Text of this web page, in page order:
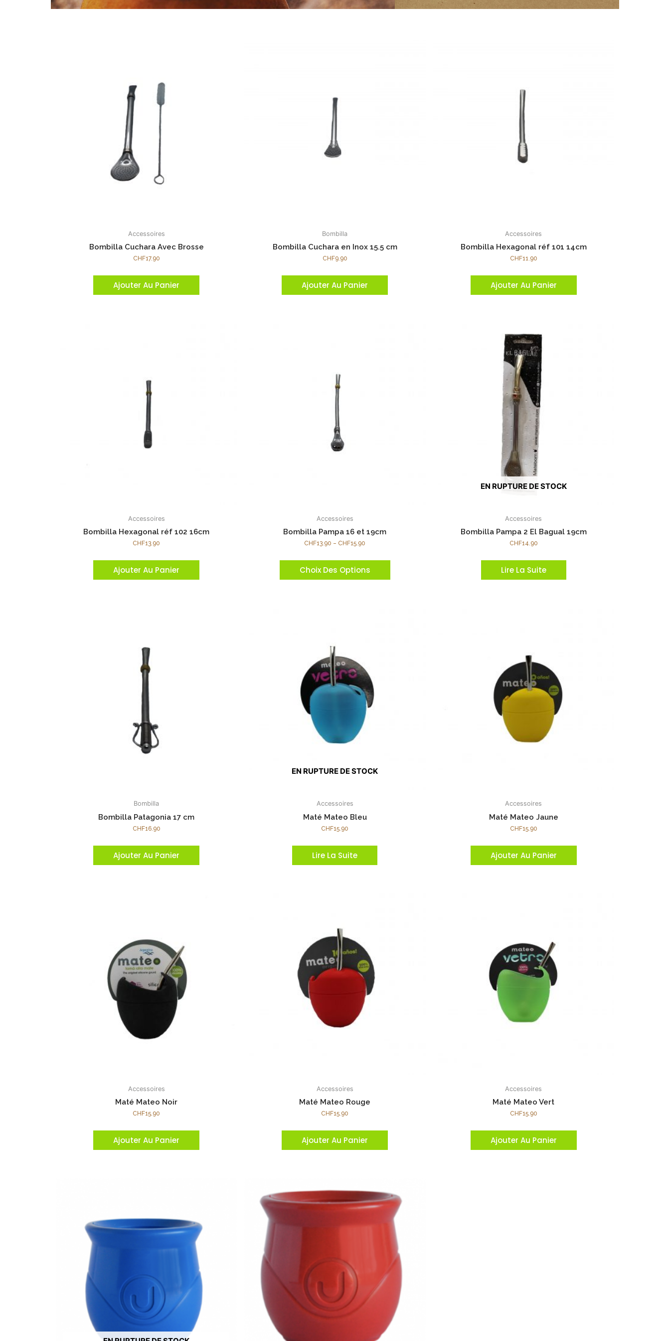
Accessoires
Bombilla Cuchara Avec Brosse
CHF17.90
Ajouter Au Panier
Bombilla
Bombilla Cuchara en Inox 15.5 cm
CHF9.90
Ajouter Au Panier
Accessoires
Bombilla Hexagonal réf 101 14cm
CHF11.90
Ajouter Au Panier
Accessoires
Bombilla Hexagonal réf 102 16cm
CHF13.90
Ajouter Au Panier
Accessoires
Bombilla Pampa 16 et 19cm
CHF13.90 – CHF15.90
Choix Des Options
EN RUPTURE DE STOCK
Accessoires
Bombilla Pampa 2 El Bagual 19cm
CHF14.90
Lire La Suite
Bombilla
Bombilla Patagonia 17 cm
CHF16.90
Ajouter Au Panier
EN RUPTURE DE STOCK
Accessoires
Maté Mateo Bleu
CHF15.90
Lire La Suite
Accessoires
Maté Mateo Jaune
CHF15.90
Ajouter Au Panier
Accessoires
Maté Mateo Noir
CHF15.90
Ajouter Au Panier
Accessoires
Maté Mateo Rouge
CHF15.90
Ajouter Au Panier
Accessoires
Maté Mateo Vert
CHF15.90
Ajouter Au Panier